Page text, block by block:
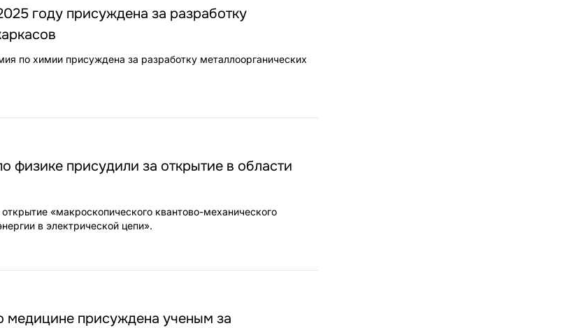
году присуждена за разработку
по химии присуждена за разработку металлоорганических
физике присудили за открытие в области
«макроскопического квантово-механического
в электрической цепи».
медицине присуждена ученым за